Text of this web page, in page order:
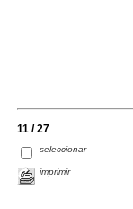
11 / 27
seleccionar
imprimir